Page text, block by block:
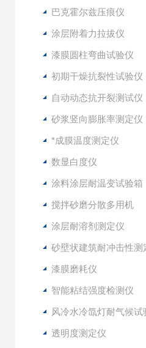
巴克霍尔兹压痕仪
涂层附着力拉拔仪
漆膜圆柱弯曲试验仪
初期干燥抗裂性试验仪
自动动态抗开裂测试仪
砂浆竖向膨胀率测定仪
*成膜温度测定仪
数显白度仪
涂料涂层耐温变试验箱
搅拌砂磨分散多用机
涂层耐溶剂测定仪
砂壁状建筑耐冲击性测
漆膜磨耗仪
智能粘结强度检测仪
风冷水冷氙灯耐气候试
透明度测定仪